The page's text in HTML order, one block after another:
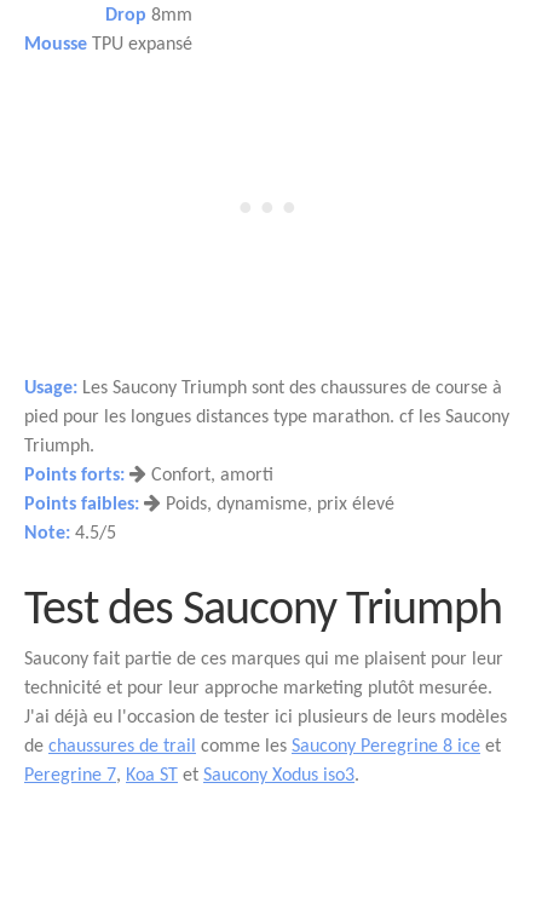
Drop 8mm
Mousse TPU expansé
Usage: Les Saucony Triumph sont des chaussures de course à
pied pour les longues distances type marathon. cf les Saucony
Triumph.
Points forts:
Confort, amorti
Points faibles:
Poids, dynamisme, prix élevé
Note: 4.5/5
Test des Saucony Triumph
Saucony fait partie de ces marques qui me plaisent pour leur
technicité et pour leur approche marketing plutôt mesurée.
J'ai déjà eu l'occasion de tester ici plusieurs de leurs modèles
de chaussures de trail comme les Saucony Peregrine 8 ice et
Peregrine 7, Koa ST et Saucony Xodus iso3.